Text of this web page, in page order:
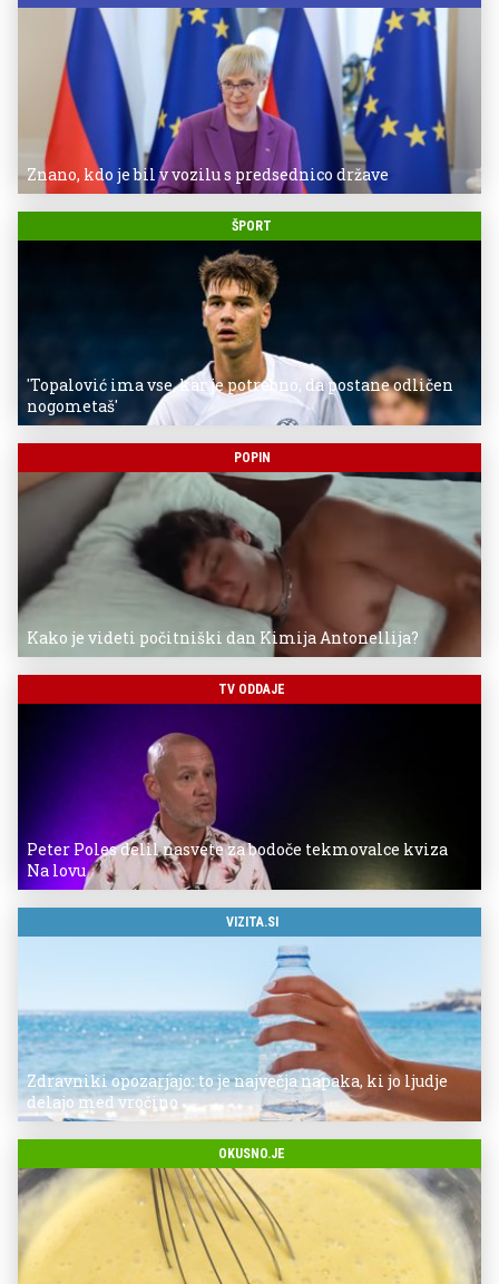
Znano, kdo je bil v vozilu s predsednico države
ŠPORT
'Topalović ima vse, kar je potrebno, da postane odličen
nogometaš'
POPIN
Kako je videti počitniški dan Kimija Antonellija?
TV ODDAJE
Peter Poles delil nasvete za bodoče tekmovalce kviza
Na lovu
VIZITA.SI
Zdravniki opozarjajo: to je največja napaka, ki jo ljudje
delajo med vročino
OKUSNO.JE